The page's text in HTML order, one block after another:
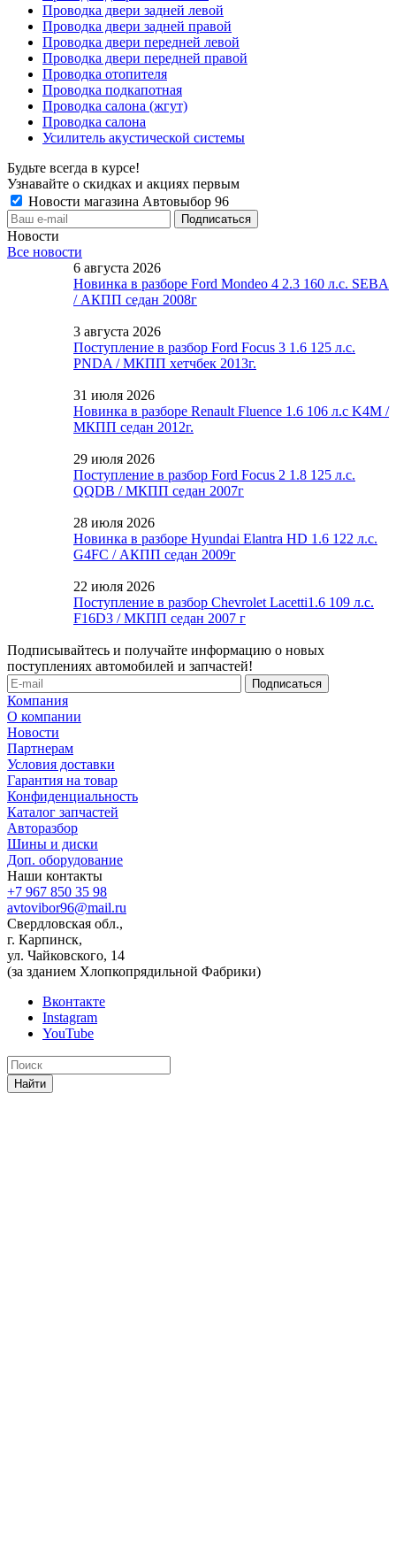
Проводка двери задней левой
Проводка двери задней правой
Проводка двери передней левой
Проводка двери передней правой
Проводка отопителя
Проводка подкапотная
Проводка салона (жгут)
Проводка салона
Усилитель акустической системы
Будьте всегда в курсе!
Узнавайте о скидках и акциях первым
Новости магазина Автовыбор 96
Новости
Все новости
6 августа 2026
Новинка в разборе Ford Mondeo 4 2.3 160 л.с. SEBA
/ АКПП седан 2008г
3 августа 2026
Поступление в разбор Ford Focus 3 1.6 125 л.с.
PNDA / МКПП хетчбек 2013г.
31 июля 2026
Новинка в разборе Renault Fluence 1.6 106 л.с K4M /
МКПП седан 2012г.
29 июля 2026
Поступление в разбор Ford Focus 2 1.8 125 л.с.
QQDB / МКПП седан 2007г
28 июля 2026
Новинка в разборе Hyundai Elantra HD 1.6 122 л.с.
G4FC / АКПП седан 2009г
22 июля 2026
Поступление в разбор Chevrolet Lacetti1.6 109 л.с.
F16D3 / МКПП седан 2007 г
Подписывайтесь и получайте информацию о новых
поступлениях автомобилей и запчастей!
Компания
О компании
Новости
Партнерам
Условия доставки
Гарантия на товар
Конфиденциальность
Каталог запчастей
Авторазбор
Шины и диски
Доп. оборудование
Наши контакты
+7 967 850 35 98
avtovibor96@mail.ru
Свердловская обл.,
г. Карпинск,
ул. Чайковского, 14
(за зданием Хлопкопрядильной Фабрики)
Вконтакте
Instagram
YouTube
Найти